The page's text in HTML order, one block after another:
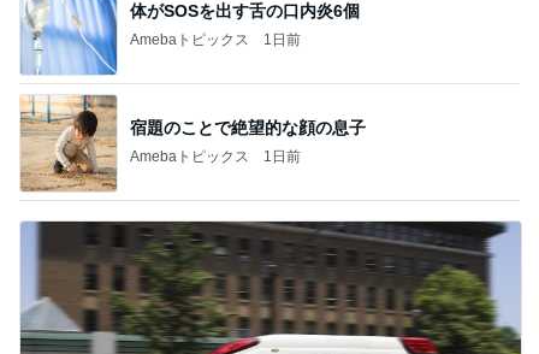
宿題のことで絶望的な顔の息子
Amebaトピックス 1日前